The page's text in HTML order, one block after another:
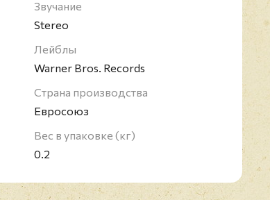
Звучание
Stereo
Лейблы
Warner Bros. Records
Страна производства
Евросоюз
Вес в упаковке (кг)
0.2